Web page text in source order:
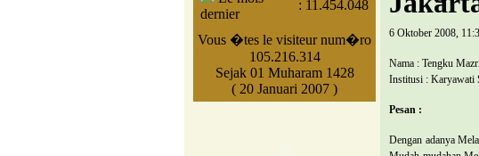
dernier
: 11.454.048
Vous �tes le visiteur num�ro
105.216.314
Sejak 01 Muharam 1428
( 20 Januari 2007 )
6 Oktober 2008,
Nama : Tengku
Institusi : Karyawati
Pesan :
Dengan adanya